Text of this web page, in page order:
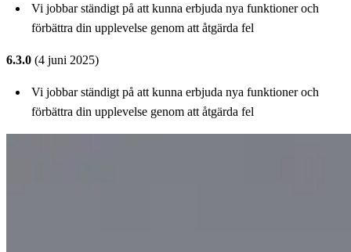
Vi jobbar ständigt på att kunna erbjuda nya funktioner och
förbättra din upplevelse genom att åtgärda fel
6.3.0 (4 juni 2025)
Vi jobbar ständigt på att kunna erbjuda nya funktioner och
förbättra din upplevelse genom att åtgärda fel